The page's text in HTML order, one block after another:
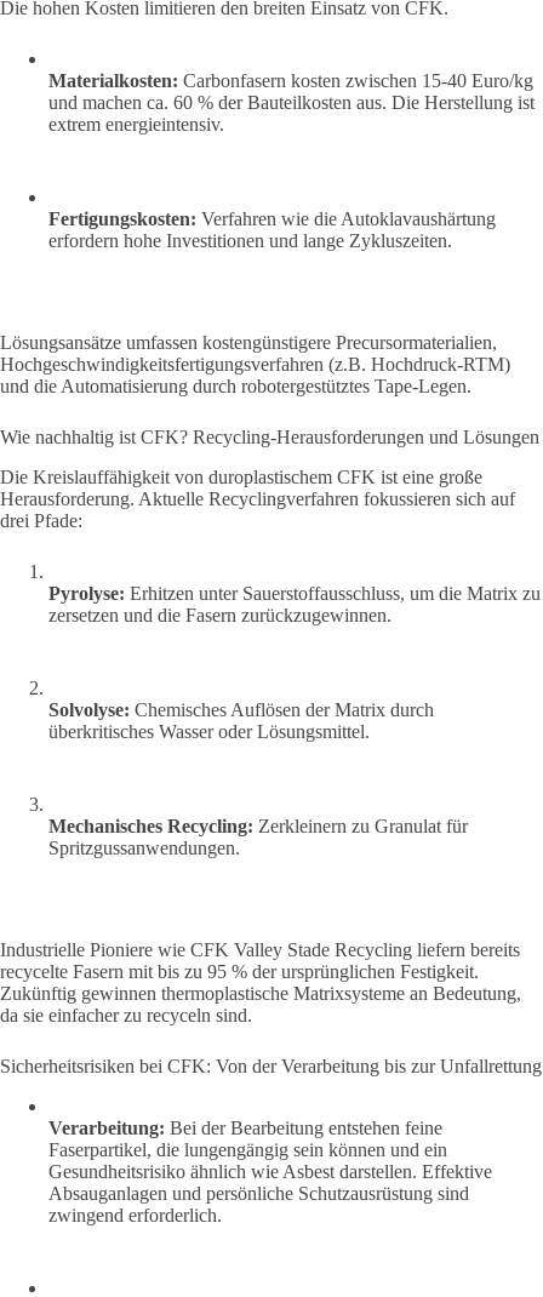
Die hohen Kosten limitieren den breiten Einsatz von CFK.
Materialkosten: Carbonfasern kosten zwischen 15-40 Euro/kg
und machen ca. 60 % der Bauteilkosten aus. Die Herstellung ist
extrem energieintensiv.
Fertigungskosten: Verfahren wie die Autoklavaushärtung
erfordern hohe Investitionen und lange Zykluszeiten.
Lösungsansätze umfassen kostengünstigere Precursormaterialien,
Hochgeschwindigkeitsfertigungsverfahren (z.B. Hochdruck-RTM)
und die Automatisierung durch robotergestütztes Tape-Legen.
Wie nachhaltig ist CFK? Recycling-Herausforderungen und Lösungen
Die Kreislauffähigkeit von duroplastischem CFK ist eine große
Herausforderung. Aktuelle Recyclingverfahren fokussieren sich auf
drei Pfade:
Pyrolyse: Erhitzen unter Sauerstoffausschluss, um die Matrix zu
zersetzen und die Fasern zurückzugewinnen.
Solvolyse: Chemisches Auflösen der Matrix durch
überkritisches Wasser oder Lösungsmittel.
Mechanisches Recycling: Zerkleinern zu Granulat für
Spritzgussanwendungen.
Industrielle Pioniere wie CFK Valley Stade Recycling liefern bereits
recycelte Fasern mit bis zu 95 % der ursprünglichen Festigkeit.
Zukünftig gewinnen thermoplastische Matrixsysteme an Bedeutung,
da sie einfacher zu recyceln sind.
Sicherheitsrisiken bei CFK: Von der Verarbeitung bis zur Unfallrettung
Verarbeitung: Bei der Bearbeitung entstehen feine
Faserpartikel, die lungengängig sein können und ein
Gesundheitsrisiko ähnlich wie Asbest darstellen. Effektive
Absauganlagen und persönliche Schutzausrüstung sind
zwingend erforderlich.